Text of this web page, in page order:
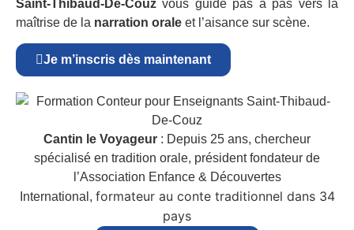
Saint-Thibaud-De-Couz vous guide pas à pas vers la
maîtrise de la narration orale et l’aisance sur scène.
Je m’inscris dès maintenant
Cantin le Voyageur : Depuis 25 ans, chercheur
spécialisé en tradition orale, président fondateur de
l’Association Enfance & Découvertes
International, formateur au conte traditionnel dans 34
pays